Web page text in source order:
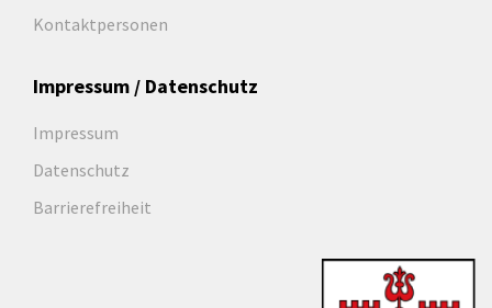
Kontaktpersonen
Impressum / Datenschutz
Impressum
Datenschutz
Barrierefreiheit